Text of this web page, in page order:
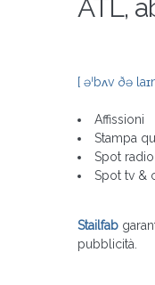
ATL,
[ əˈbʌv ðə
Affissioni
Stampa
Spot radio
Spot tv &
Stailfab
pubblicità.